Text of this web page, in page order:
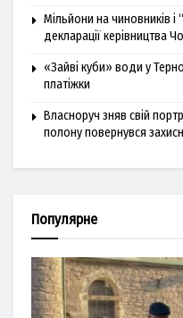
Мільйони на чиновників і
декларації керівництва
«Зайві куби» води у
платіжки
Власноруч зняв свій
полону повернувся
Популярне